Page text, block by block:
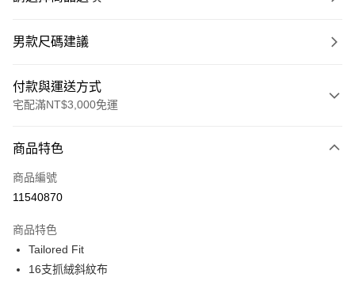
男款尺碼建議
付款與運送方式
宅配滿NT$3,000免運
信用卡一次付款
信用卡分期付款
合作金庫商業銀行
華南商業銀行
上海商業儲蓄銀行
Apple Pay
商品特色
商品編號
11540870
商品特色
Tailored Fit
16支抓絨斜紋布